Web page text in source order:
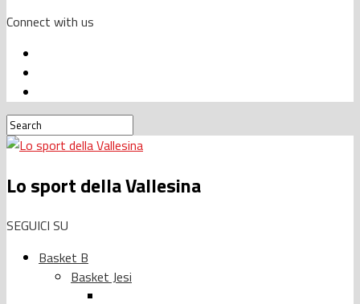
Connect with us
Lo sport della Vallesina
SEGUICI SU
Basket B
Basket Jesi